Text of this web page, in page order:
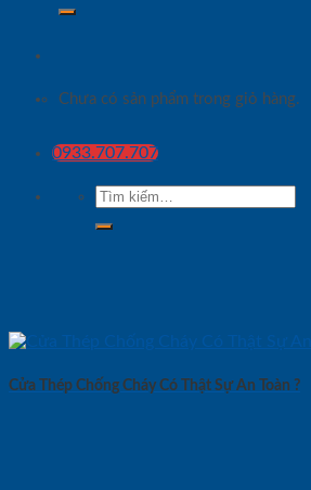
Chưa có sản phẩm trong giỏ hàng.
0933.707.707
Tìm
kiếm:
Cửa Thép Chống Cháy Có Thật Sự An Toàn ?